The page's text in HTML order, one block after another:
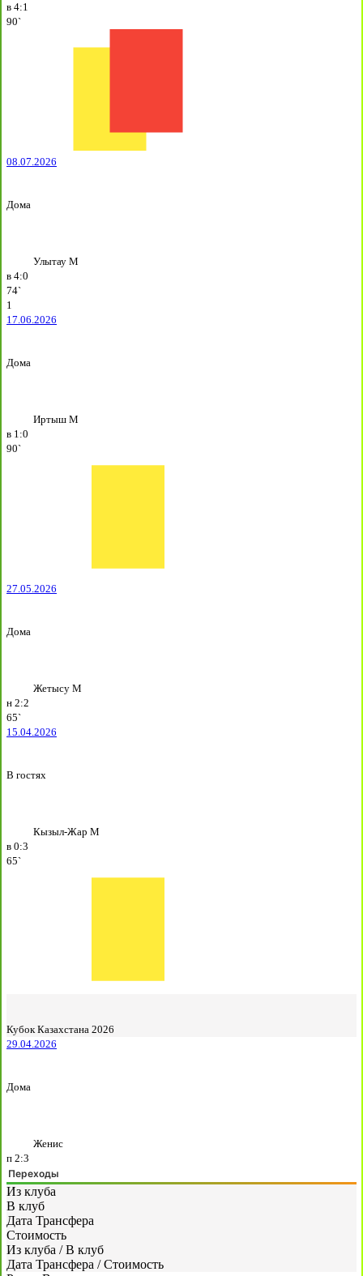
в 4:1
90`
08.07.2026
Дома
Улытау М
в 4:0
74`
1
17.06.2026
Дома
Иртыш М
в 1:0
90`
27.05.2026
Дома
Жетысу М
н 2:2
65`
15.04.2026
В гостях
Кызыл-Жар М
в 0:3
65`
Кубок Казахстана 2026
29.04.2026
Дома
Женис
п 2:3
Переходы
Из клуба
В клуб
Дата Трансфера
Стоимость
Из клуба / В клуб
Дата Трансфера / Стоимость